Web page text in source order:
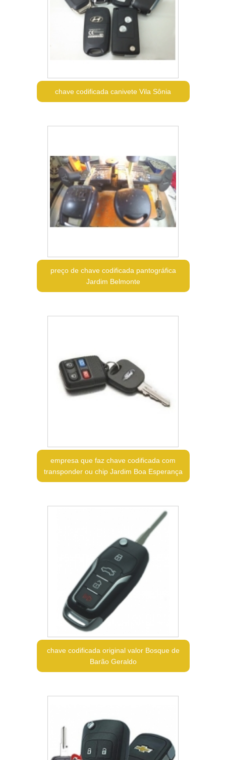
chave codificada canivete Vila Sônia
preço de chave codificada pantográfica
Jardim Belmonte
empresa que faz chave codificada com
transponder ou chip Jardim Boa Esperança
chave codificada original valor Bosque de
Barão Geraldo